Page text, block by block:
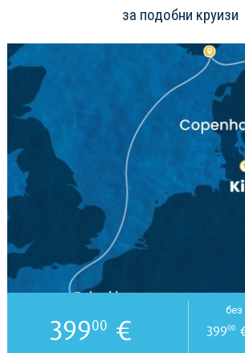
за подобни круизи
39900 €
39900